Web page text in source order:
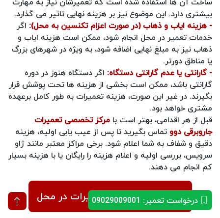
بیشتری دارد. این موضوع نیز بر هزینه نهایی تاثیر می‌ گذارد.
- هزینه ایاب و ذهاب (در صورت اعزام تکنسین به محل): اگر
خدمات تعمیر در محل انجام شود، ممکن است هزینه ایاب و
ذهاب نیز به مبلغ نهایی اضافه شود، به‌ ویژه در شهرهای بزرگ
یا مناطق دورتر.
- گارانتی یا عدم گارانتی دستگاه: اگر دستگاه هنوز در دوره
گارانتی باشد، ممکن است بخشی از هزینه‌ ها تحت پوشش قرار
بگیرند. در غیر این صورت، هزینه تعمیرات به‌ طور کامل برعهده
مشتری خواهد بود.
قبل از هر اقدامی، بهتر است با مرکز تخصصی تعمیرات
جاروبرقی دوو تماس بگیرید تا پس از عیب‌ یابی اولیه، هزینه
دقیق و شفاف به شما اعلام شود. برخی مراکز معتبر مانند ژاو
سرویس، بررسی اولیه و اعلام هزینه را رایگان یا با هزینه بسیار
کم انجام می‌ دهند.
ثبت درخواست تعمیرات در محلدرخواست تعمیر: 09029009001